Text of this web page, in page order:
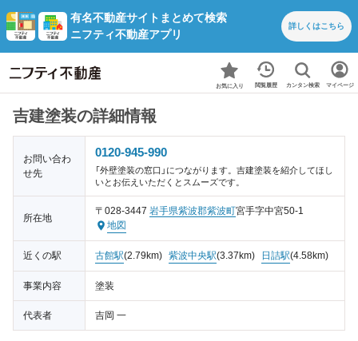
有名不動産サイトまとめて検索
ニフティ不動産アプリ
詳しくはこちら
お気に入り 閲覧履歴 カンタン検索 マイページ
吉建塗装の詳細情報
お問い合わ
せ先
0120-945-990
「外壁塗装の窓口」につながります。吉建塗装を紹介してほし
いとお伝えいただくとスムーズです。
所在地
〒028-3447 岩手県紫波郡紫波町宮手字中宮50-1
地図
近くの駅 古館駅(2.79km) 紫波中央駅(3.37km) 日詰駅(4.58km)
事業内容 塗装
代表者 吉岡 一